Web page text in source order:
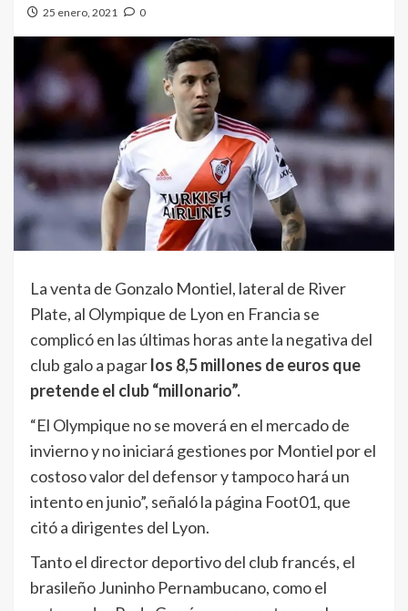
25 enero, 2021 0
La venta de Gonzalo Montiel, lateral de River
Plate, al Olympique de Lyon en Francia se
complicó en las últimas horas ante la negativa del
club galo a pagarlos 8,5 millones de euros que
pretende el club “millonario”.
“El Olympique no se moverá en el mercado de
invierno y no iniciará gestiones por Montiel por el
costoso valor del defensor y tampoco hará un
intento en junio”, señaló la página Foot01, que
citó a dirigentes del Lyon.
Tanto el director deportivo del club francés, el
brasileño Juninho Pernambucano, como el